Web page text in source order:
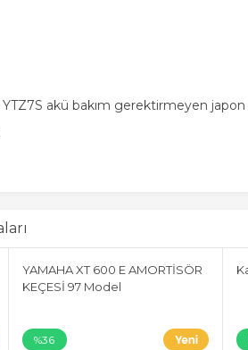
YTZ7S akü bakım gerektirmeyen
YAMAHA XT 600 E AMORTİSÖR
KEÇESİ 97 Model
%36